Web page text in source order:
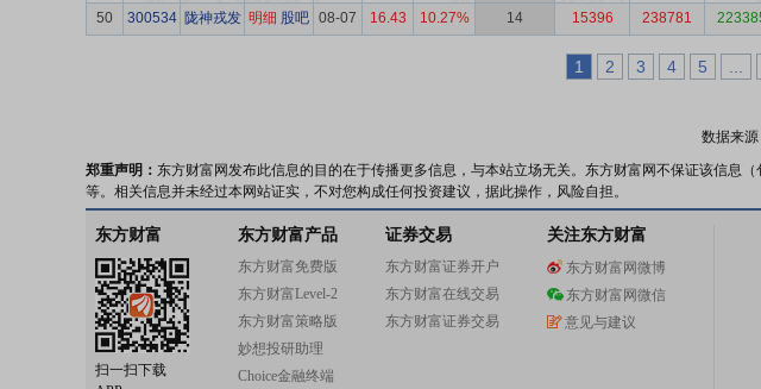
50
300534 陇神戎发 明细 股吧 08-07 16.43 10.27% 14 15396 238781
1 2 3 4 5
数据来源
郑重声明： 东方财富网发布此信息的目的在于传播更多信息，与本站立场无关。东方财富网不保证该信息
等。相关信息并未经过本网站证实，不对您构成任何投资建议，据此操作，风险自担。